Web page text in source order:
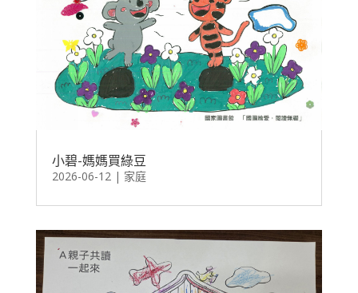
小碧-媽媽買綠豆
2026-06-12| 家庭